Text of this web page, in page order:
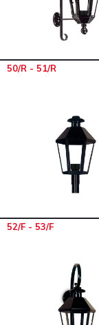
50/R - 51/R
52/F - 53/F